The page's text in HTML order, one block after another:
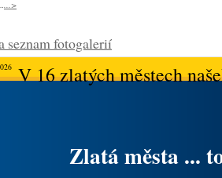
...>
seznam fotogalerií
V 16 zlatých městech
Zlatá města ...